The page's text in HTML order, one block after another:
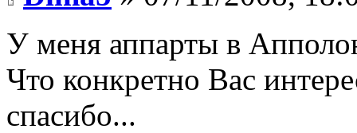
У меня аппарты в
Что конкретно Вас
спасибо...